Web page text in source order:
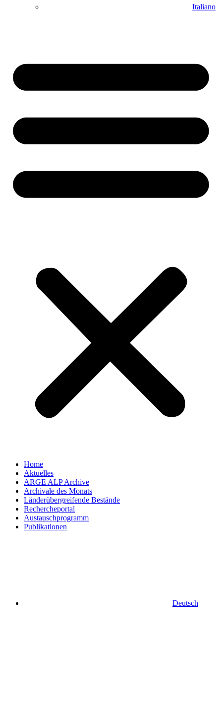
Italiano
Home
Aktuelles
ARGE ALP Archive
Archivale des Monats
Länderübergreifende Bestände
Rechercheportal
Austauschprogramm
Publikationen
Deutsch